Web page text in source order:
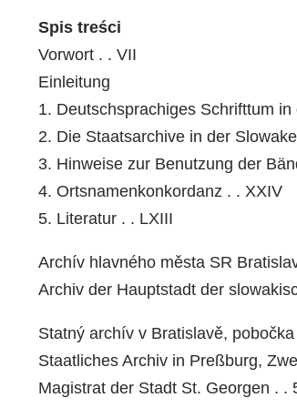
Spis treści
Vorwort . . VII
Einleitung
1. Deutschsprachiges Schrifttum
2. Die Staatsarchive in der
3. Hinweise zur Benutzung der
4. Ortsnamenkonkordanz . . XXIV
5. Literatur . . LXIII
Archív hlavného města SR
Archiv der Hauptstadt der
Statný archív v Bratislavě,
Staatliches Archiv in Preßburg,
Magistrat der Stadt St. Georgen . .